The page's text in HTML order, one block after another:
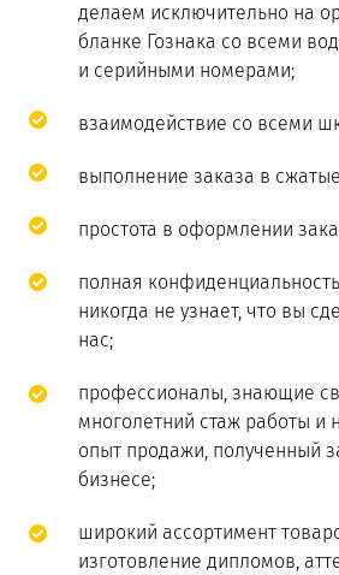
делаем исключительно на
бланке Гознака со всеми
и серийными номерами;
взаимодействие со всеми
выполнение заказа в
простота в оформлении
полная
никогда не узнает, что вы
нас;
профессионалы, знающие
многолетний стаж работы и
опыт продажи, полученный
бизнесе;
широкий ассортимент
изготовление дипломов,